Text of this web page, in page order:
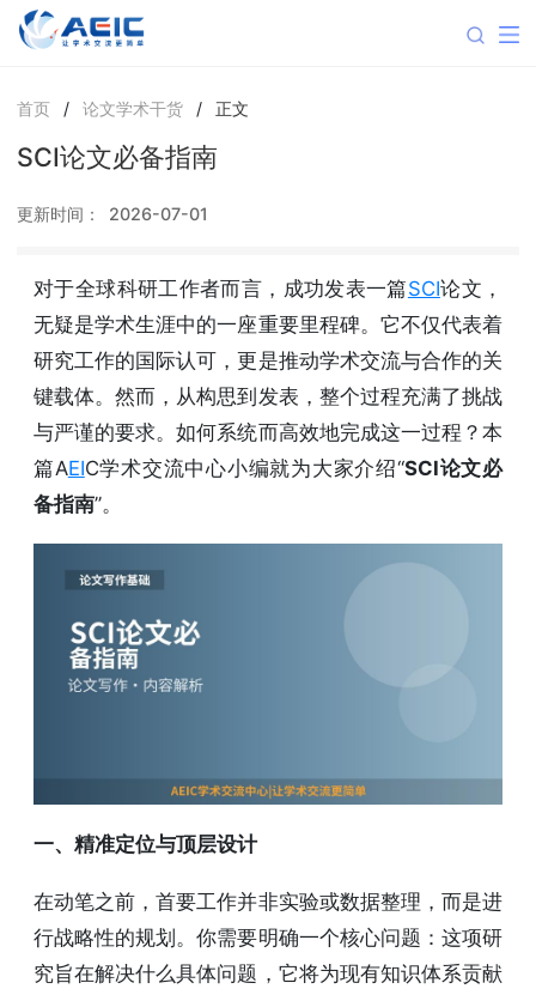
首页 / 论文学术干货 / 正文
SCI论文必备指南
更新时间： 2026-07-01
对于全球科研工作者而言，成功发表一篇SCI论文，
无疑是学术生涯中的一座重要里程碑。它不仅代表着
研究工作的国际认可，更是推动学术交流与合作的关
键载体。然而，从构思到发表，整个过程充满了挑战
与严谨的要求。如何系统而高效地完成这一过程？本
篇AEIC学术交流中心小编就为大家介绍“SCI论文必
备指南”。
一、精准定位与顶层设计
在动笔之前，首要工作并非实验或数据整理，而是进
行战略性的规划。你需要明确一个核心问题：这项研
究旨在解决什么具体问题，它将为现有知识体系贡献